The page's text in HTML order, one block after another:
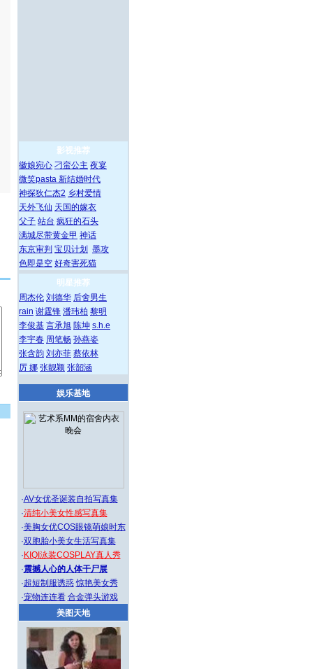
影视推荐
徽娘宛心 刁蛮公主 夜宴
微笑pasta 新结婚时代
神探狄仁杰2 乡村爱情
天外飞仙 天国的嫁衣
父子 站台 疯狂的石头
满城尽带黄金甲 神话
东京审判 宝贝计划
墨攻
色即是空 好奇害死猫
明星推荐
周杰伦 刘德华 后舍男生
rain 谢霆锋 潘玮柏 黎明
李俊基 言承旭 陈坤 s.h.e
李宇春 周笔畅 孙燕姿
张含韵 刘亦菲 蔡依林
厉 娜 张靓颖 张韶涵
娱乐基地
·AV女优圣诞装自拍写真集
·清纯小美女性感写真集
·美胸女优COS眼镜萌娘时东
·双胞胎小美女生活写真集
· KIQI泳装COSPLAY真人秀
·震撼人心的人体干尸展
·超短制服诱惑 惊艳美女秀
·宠物连连看 合金弹头游戏
美图天地